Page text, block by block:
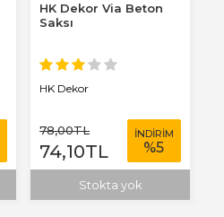
HK Dekor Via Beton
Saksı
HK Dekor
78,00TL
74,10TL
İNDİRİM
%5
Stokta yok